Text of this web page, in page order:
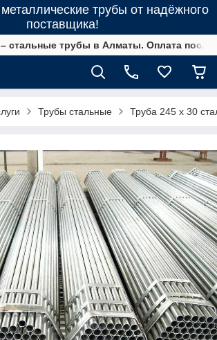
трубы от надёжного
поставщика!
стальные трубы в Алматы. Оплата
Трубы стальные Труба 245 х 30